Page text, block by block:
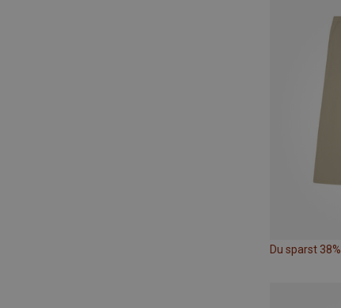
Du sparst 38%